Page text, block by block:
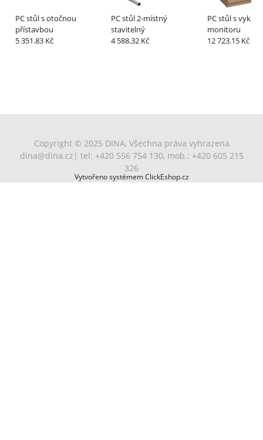
PC stůl s otočnou
přístavbou
5 351.83 Kč
PC stůl 2-místný
stavitelný
4 588.32 Kč
PC stůl s
monitoru
12 723.15 Kč
Copyright © 2025 DINA, Všechna práva vyhrazena
dina@dina.cz | tel: +420 556 754 130, mob.: +420 605 215
326
Vytvořeno systémem ClickEshop.cz